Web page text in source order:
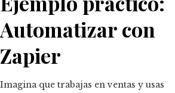
Automatizar con
Zapier
Imagina que trabajas en ventas y usas